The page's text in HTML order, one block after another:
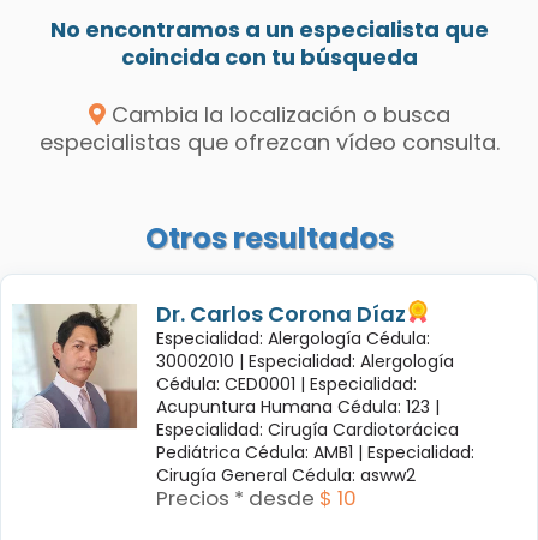
No encontramos a un especialista que
coincida con tu búsqueda
Cambia la localización o busca
especialistas que ofrezcan vídeo consulta.
Otros resultados
Dr. Carlos Corona Díaz
Especialidad: Alergología Cédula:
30002010 | Especialidad: Alergología
Cédula: CED0001 | Especialidad:
Acupuntura Humana Cédula: 123 |
Especialidad: Cirugía Cardiotorácica
Pediátrica Cédula: AMB1 | Especialidad:
Cirugía General Cédula: asww2
Precios * desde $ 10